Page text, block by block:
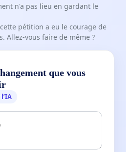
n'a pas lieu en gardant le
pétition a eu le courage de
Allez-vous faire de même ?
que vous